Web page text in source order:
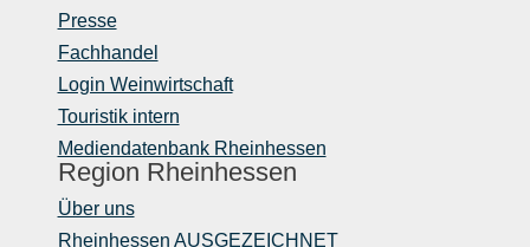
Presse
Fachhandel
Login Weinwirtschaft
Touristik intern
Mediendatenbank Rheinhessen
Region Rheinhessen
Über uns
Rheinhessen AUSGEZEICHNET